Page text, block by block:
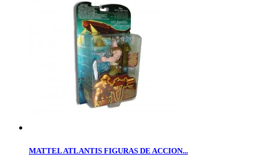
MATTEL ATLANTIS FIGURAS DE ACCION...